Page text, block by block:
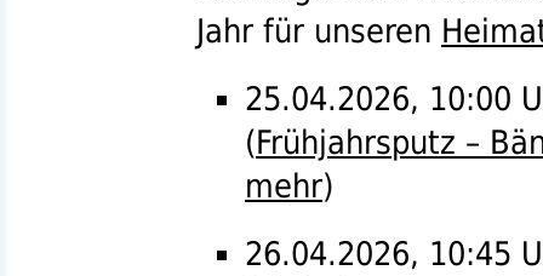
Jahr für unseren
25.04.2026, 10:00
(Frühjahrsputz –
mehr)
26.04.2026, 10:45